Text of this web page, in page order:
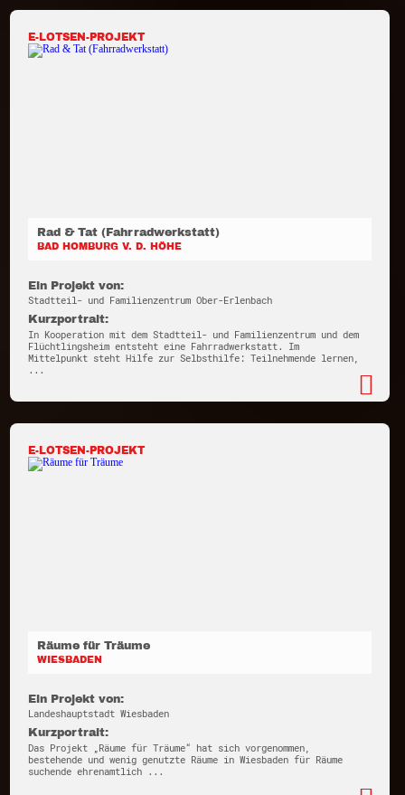
E-LOTSEN-PROJEKT
Rad & Tat (Fahrradwerkstatt)
BAD HOMBURG V. D. HÖHE
Ein Projekt von:
Stadtteil- und Familienzentrum Ober-Erlenbach
Kurzportrait:
In Kooperation mit dem Stadtteil- und Familienzentrum und dem
Flüchtlingsheim entsteht eine Fahrradwerkstatt. Im
Mittelpunkt steht Hilfe zur Selbsthilfe: Teilnehmende lernen,
...
E-LOTSEN-PROJEKT
Räume für Träume
WIESBADEN
Ein Projekt von:
Landeshauptstadt Wiesbaden
Kurzportrait:
Das Projekt „Räume für Träume“ hat sich vorgenommen,
bestehende und wenig genutzte Räume in Wiesbaden für Räume
suchende ehrenamtlich ...